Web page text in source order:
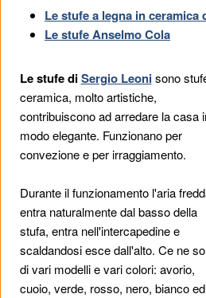
Le stufe a legna in ceramica
Le stufe Anselmo Cola
Le stufe diSergio Leonisono
ceramica, molto artistiche,
contribuiscono ad arredare la casa
modo elegante. Funzionano per
convezione e per irraggiamento.
Durante il funzionamento l'aria
entra naturalmente dal basso della
stufa, entra nell'intercapedine e
scaldandosi esce dall'alto. Ce ne
di vari modelli e vari colori: avorio,
cuoio, verde, rosso, nero, bianco